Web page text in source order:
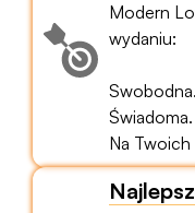
Modern
wydaniu:
Swobodna.
Świadoma.
Na Twoich